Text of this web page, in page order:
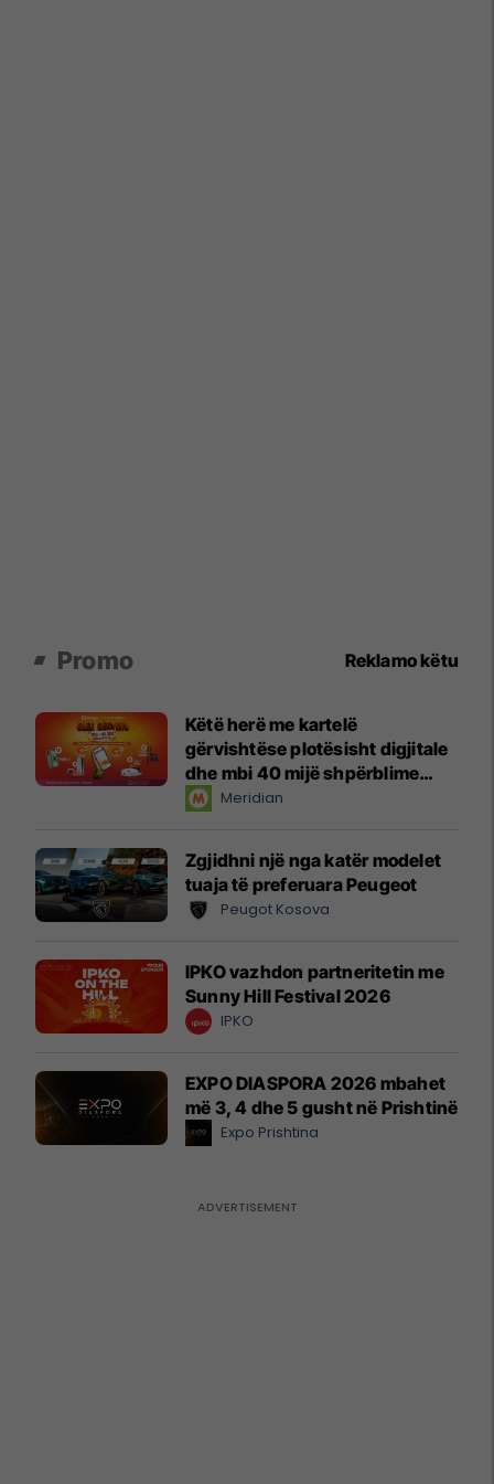
Promo Reklamo këtu
Këtë herë me kartelë
gërvishtëse plotësisht digjitale
dhe mbi 40 mijë shpërblime
instant!Meridian
Zgjidhni një nga katër modelet
tuaja të preferuara Peugeot
Peugot Kosova
IPKO vazhdon partneritetin me
Sunny Hill Festival 2026
IPKO
EXPO DIASPORA 2026 mbahet
më 3, 4 dhe 5 gusht në Prishtinë
Expo Prishtina